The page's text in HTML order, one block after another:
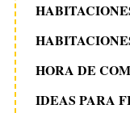
HORA DE
IDEAS PARA